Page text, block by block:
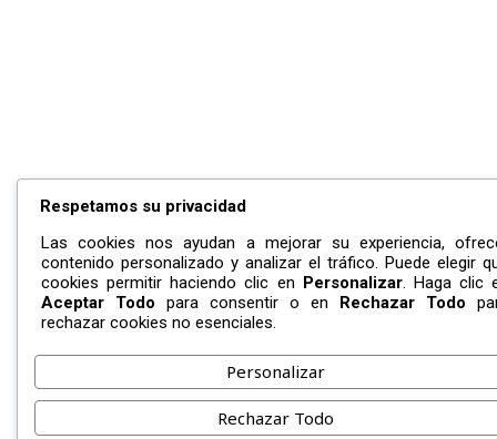
Respetamos su privacidad
Las cookies nos ayudan a mejorar su experiencia,
contenido personalizado y analizar el tráfico. Puede elegir
cookies permitir haciendo clic en Personalizar. Haga clic
Aceptar Todo para consentir o en Rechazar Todo
rechazar cookies no esenciales.
Personalizar
Rechazar Todo